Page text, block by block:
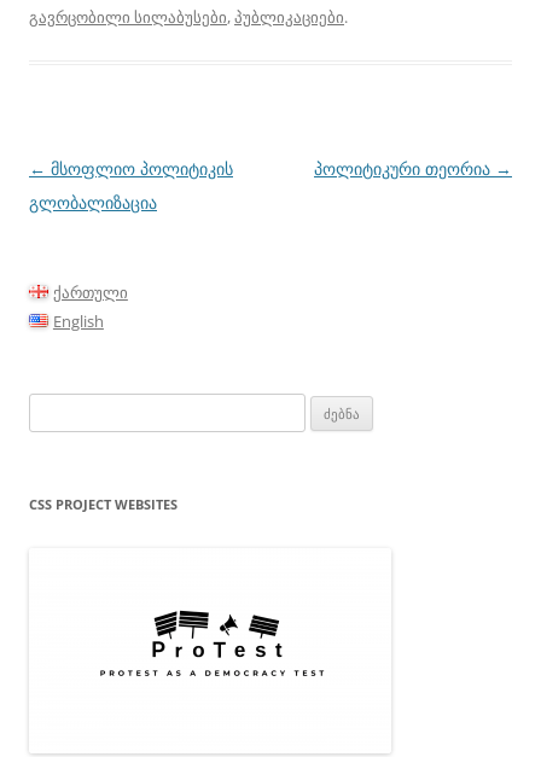
გავრცობილი სილაბუსები,პუბლიკაციები.
პოსტის
ნავიგაცია
← მსოფლიო პოლიტიკის
გლობალიზაცია
პოლიტიკური თეორია →
ქართული
English
CSS PROJECT WEBSITES